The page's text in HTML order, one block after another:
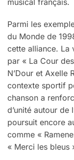
Parmi les
du Monde de
cette alliance. La
par « La Cour
N’Dour et Axelle
contexte sportif
chanson a
d’unité autour de
poursuit encore
comme «
« Merci les bleus